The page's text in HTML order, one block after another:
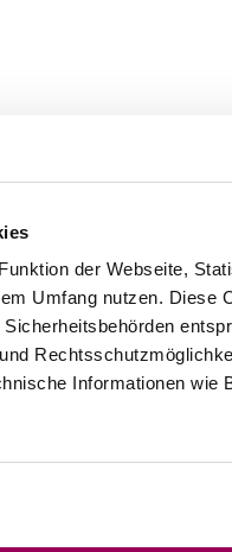
der Webseite,
Umfang nutzen.
Informationen